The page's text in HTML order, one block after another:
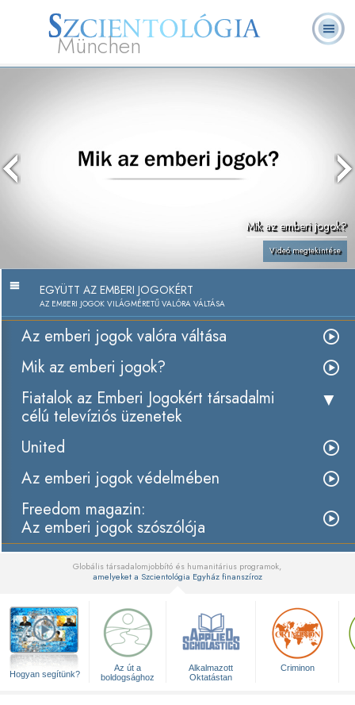
München
Mik az emberi jogok?
Videó megtekintése
EGYÜTT AZ EMBERI JOGOKÉRT
AZ EMBERI JOGOK VILÁGMÉRETŰ VALÓRA VÁLTÁSA
Az emberi jogok valóra váltása
Mik az emberi jogok?
Fiatalok az Emberi Jogokért társadalmi
célú televíziós üzenetek
United
Az emberi jogok védelmében
Freedom magazin:
Az emberi jogok szószólója
Globális társadalomjobbító és humanitárius programok,
amelyeket a Szcientológia Egyház finanszíroz
Hogyan segítünk?
Az út a
boldogsághoz
Alkalmazott
Oktatástan
Criminon